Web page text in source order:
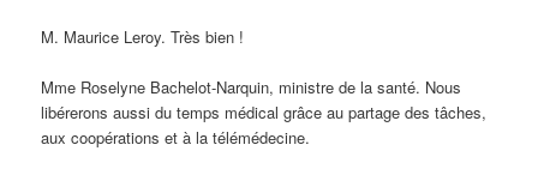
M. Maurice Leroy. Très bien !
Mme Roselyne Bachelot-Narquin, ministre de la santé. Nous
libérerons aussi du temps médical grâce au partage des tâches,
aux coopérations et à la télémédecine.